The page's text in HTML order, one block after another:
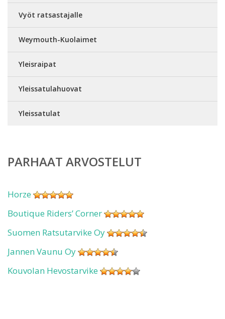
Vyöt ratsastajalle
Weymouth-Kuolaimet
Yleisraipat
Yleissatulahuovat
Yleissatulat
PARHAAT ARVOSTELUT
Horze
Boutique Riders’ Corner
Suomen Ratsutarvike Oy
Jannen Vaunu Oy
Kouvolan Hevostarvike